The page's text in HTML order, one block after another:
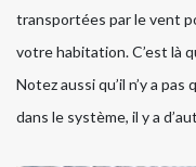
transportées par le vent
votre habitation. C’est là
Notez aussi qu’il n’y a
dans le système, il y a